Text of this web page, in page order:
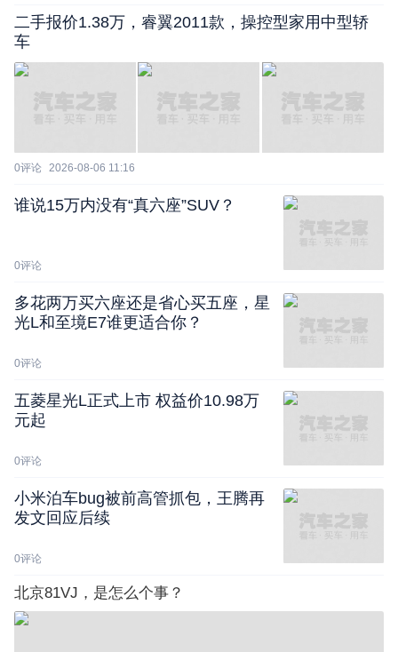
二手报价1.38万，睿翼2011款，操控型家用中型轿
车
0评论 2026-08-06 11:16
谁说15万内没有“真六座”SUV？
0评论
多花两万买六座还是省心买五座，星
光L和至境E7谁更适合你？
0评论
五菱星光L正式上市 权益价10.98万
元起
0评论
小米泊车bug被前高管抓包，王腾再
发文回应后续
0评论
北京81VJ，是怎么个事？